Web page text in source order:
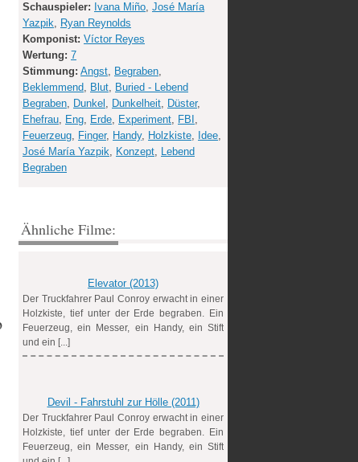
Schauspieler: Ivana Miño, José María
Yazpik, Ryan Reynolds
Komponist: Víctor Reyes
Wertung: 7
Stimmung: Angst, Begraben,
Beklemmend, Blut, Buried - Lebend
Begraben, Dunkel , Dunkelheit, Düster,
Ehefrau, Eng, Erde, Experiment, FBI ,
Feuerzeug, Finger, Handy, Holzkiste, Idee,
José María Yazpik, Konzept, Lebend
Begraben
Ähnliche Filme:
Elevator (2013)
Der Truckfahrer Paul Conroy erwacht in einer
Holzkiste, tief unter der Erde begraben. Ein
Feuerzeug, ein Messer, ein Handy, ein Stift
und ein [...]
Devil - Fahrstuhl zur Hölle (2011)
Der Truckfahrer Paul Conroy erwacht in einer
Holzkiste, tief unter der Erde begraben. Ein
Feuerzeug, ein Messer, ein Handy, ein Stift